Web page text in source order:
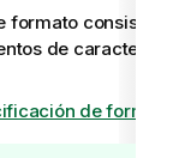
formato consiste
de
de formato